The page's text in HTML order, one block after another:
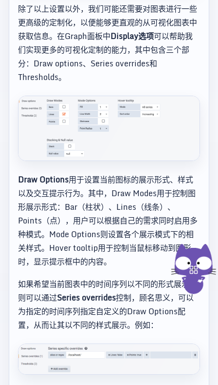
除了以上设置以外，我们可能还需要对图表进行一些
更高级的定制化，以便能够更直观的从可视化图表中
获取信息。在Graph面板中Display选项可以帮助我
们实现更多的可视化定制的能力，其中包含三个部
分：Draw options、Series overrides和
Thresholds。
Draw Options用于设置当前图标的展示形式、样式
以及交互提示行为。其中，Draw Modes用于控制图
形展示形式：Bar（柱状）、Lines（线条）、
Points（点），用户可以根据自己的需求同时启用多
种模式。Mode Options则设置各个展示模式下的相
关样式。Hover tooltip用于控制当鼠标移动到图形
时，显示提示框中的内容。
如果希望当前图表中的时间序列以不同的形式展示，
则可以通过Series overrides控制，顾名思义，可以
为指定的时间序列指定自定义的Draw Options配
置，从而让其以不同的样式展示。例如：